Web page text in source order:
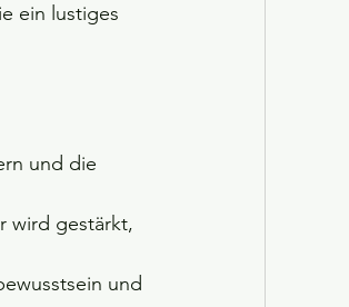
ein lustiges
und die
wird gestärkt,
und